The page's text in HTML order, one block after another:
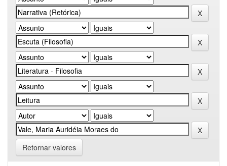
Retornar valores